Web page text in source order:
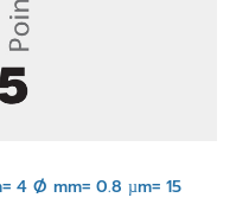
4 Ø mm= 0.8 µm= 15